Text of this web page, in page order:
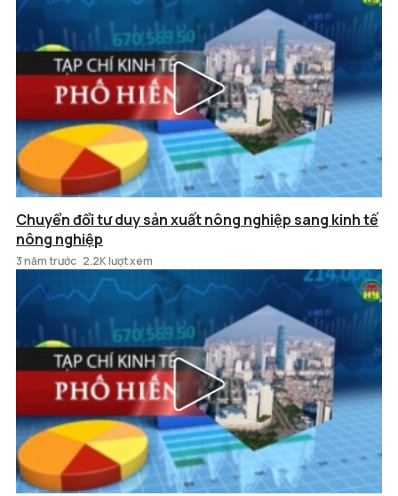
Chuyển đổi tư duy sản xuất nông nghiệp sang kinh tế
nông nghiệp
3 năm trước 2.2K lượt xem